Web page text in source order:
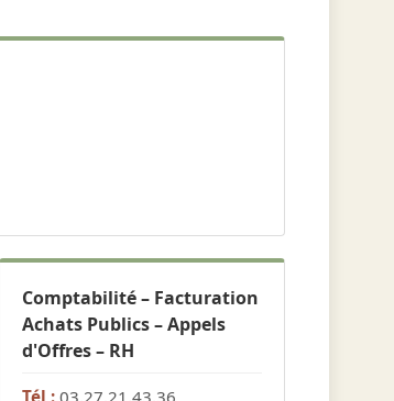
Comptabilité – Facturation
Achats Publics – Appels
d'Offres – RH
Tél : 03.27.21.43.36